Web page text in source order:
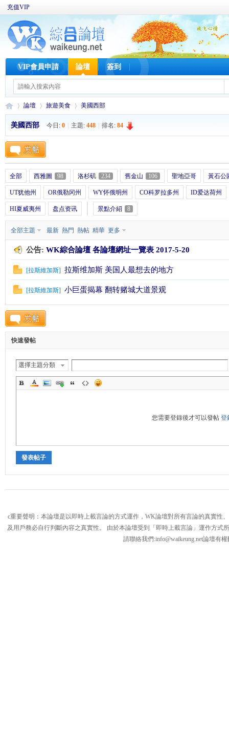
充值VIP
VIP會員申請 論壇 簽到
W
論壇
›
旅遊美食 美國西部
美國西部 今日: 0 主題: 448 排名: 84
全部 西雅圖 98 洛杉矶 234 舊金山 106 聖地亞哥 黃石公
UT犹他州 OR俄勒冈州 WY怀俄明州 CO科罗拉多州 ID爱达荷州
HI夏威夷州 盘点资讯 景點介紹 8
全部主題 最新 熱門 熱帖 精華 更多
公告: WK綜合論壇 各論壇網址一覽表 2017-5-20
[拉斯維加斯] 拉斯维加斯 美国人最想去的地方
[拉斯維加斯] 小巨蛋揭幕 翻转赌城大道景观
快速發帖
選擇主題分類
您需要登錄後才可以發帖登
發表帖子
c重要聲明：本論壇是以即時上載言論的方式運作，WK論壇對所有言論的真實
及用戶務必自行判斷內容之真實性。 由於本論壇受到「即時上載言論」運作方
請聯絡我們:info@waikeung.net論壇有